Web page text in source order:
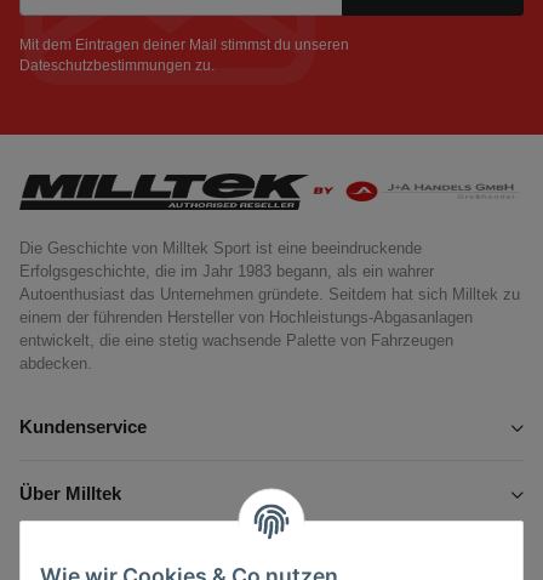
Mit dem Eintragen deiner Mail stimmst du unseren
Dateschutzbestimmungen zu.
Die Geschichte von Milltek Sport ist eine beeindruckende
Erfolgsgeschichte, die im Jahr 1983 begann, als ein wahrer
Autoenthusiast das Unternehmen gründete. Seitdem hat sich Milltek zu
einem der führenden Hersteller von Hochleistungs-Abgasanlagen
entwickelt, die eine stetig wachsende Palette von Fahrzeugen
abdecken.
Kundenservice
Über Milltek